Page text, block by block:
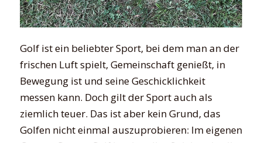
Golf ist ein beliebter Sport, bei dem man an der
frischen Luft spielt, Gemeinschaft genießt, in
Bewegung ist und seine Geschicklichkeit
messen kann. Doch gilt der Sport auch als
ziemlich teuer. Das ist aber kein Grund, das
Golfen nicht einmal auszuprobieren: Im eigenen